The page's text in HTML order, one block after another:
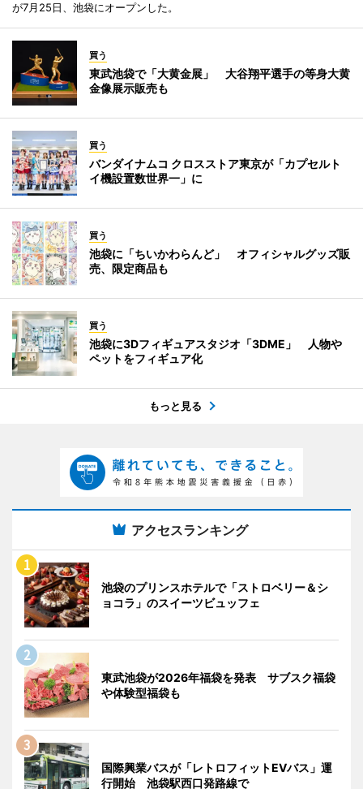
が7月25日、池袋にオープンした。
買う
東武池袋で「大黄金展」 大谷翔平選手の等身大黄
金像展示販売も
買う
バンダイナムコ クロスストア東京が「カプセルト
イ機設置数世界一」に
買う
池袋に「ちいかわらんど」 オフィシャルグッズ販
売、限定商品も
買う
池袋に3Dフィギュアスタジオ「3DME」 人物や
ペットをフィギュア化
もっと見る
アクセスランキング
池袋のプリンスホテルで「ストロベリー＆シ
ョコラ」のスイーツビュッフェ
東武池袋が2026年福袋を発表 サブスク福袋
や体験型福袋も
国際興業バスが「レトロフィットEVバス」運
行開始 池袋駅西口発路線で